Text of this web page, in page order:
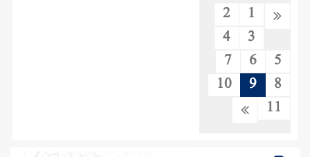
1
2
3
4
5
6
7
8
9
10
11